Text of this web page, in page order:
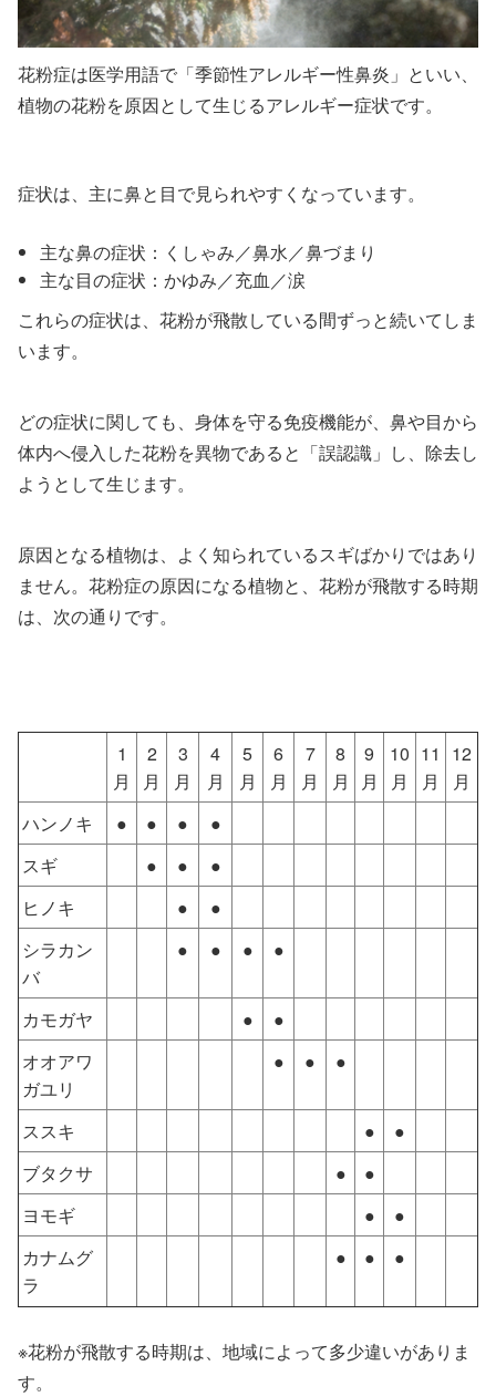
花粉症は医学用語で「季節性アレルギー性鼻炎」といい、
植物の花粉を原因として生じるアレルギー症状です。
症状は、主に鼻と目で見られやすくなっています。
主な鼻の症状：くしゃみ／鼻水／鼻づまり
主な目の症状：かゆみ／充血／涙
これらの症状は、花粉が飛散している間ずっと続いてしま
います。
どの症状に関しても、身体を守る免疫機能が、鼻や目から
体内へ侵入した花粉を異物であると「誤認識」し、除去し
ようとして生じます。
原因となる植物は、よく知られているスギばかりではあり
ません。花粉症の原因になる植物と、花粉が飛散する時期
は、次の通りです。
1
月
2
月
3
月
4
月
5
月
6
月
7
月
8
月
9
月
10
月
11
月
12
月
ハンノキ
● ● ●
●
スギ
● ●
●
ヒノキ
●
●
シラカン
バ
● ● ● ●
カモガヤ ●
●
オオアワ
ガユリ
● ● ●
ススキ ●
●
ブタクサ
●
●
ヨモギ
●
●
カナムグ
ラ
● ● ●
※花粉が飛散する時期は、地域によって多少違いがありま
す。